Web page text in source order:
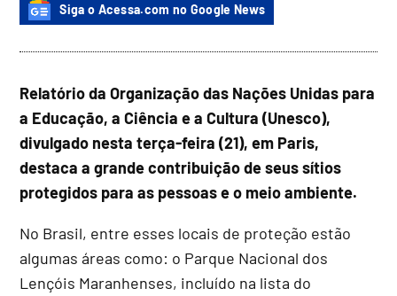
Siga o Acessa.com no Google News
Relatório da Organização das Nações Unidas para
a Educação, a Ciência e a Cultura (Unesco),
divulgado nesta terça-feira (21), em Paris,
destaca a grande contribuição de seus sítios
protegidos para as pessoas e o meio ambiente.
No Brasil, entre esses locais de proteção estão
algumas áreas como: o Parque Nacional dos
Lençóis Maranhenses, incluído na lista do